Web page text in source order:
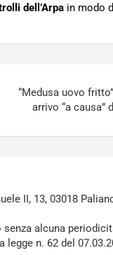
dell’Arpa in modo
“Medusa uovo
arrivo “a causa”
II, 13, 03018
alcuna
n. 62 del